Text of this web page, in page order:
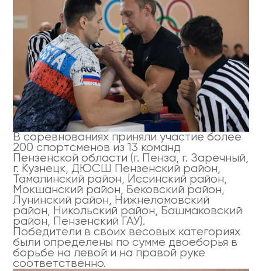
В соревнованиях приняли участие более
200 спортсменов из 13 команд
Пензенской области (г. Пенза, г. Заречный,
г. Кузнецк, ДЮСШ Пензенский район,
Тамалинский район, Иссинский район,
Мокшанский район, Бековский район,
Лунинский район, Нижнеломовский
район, Никольский район, Башмаковский
район, Пензенский ГАУ).
Победители в своих весовых категориях
были определены по сумме двоеборья в
борьбе на левой и на правой руке
соответственно.